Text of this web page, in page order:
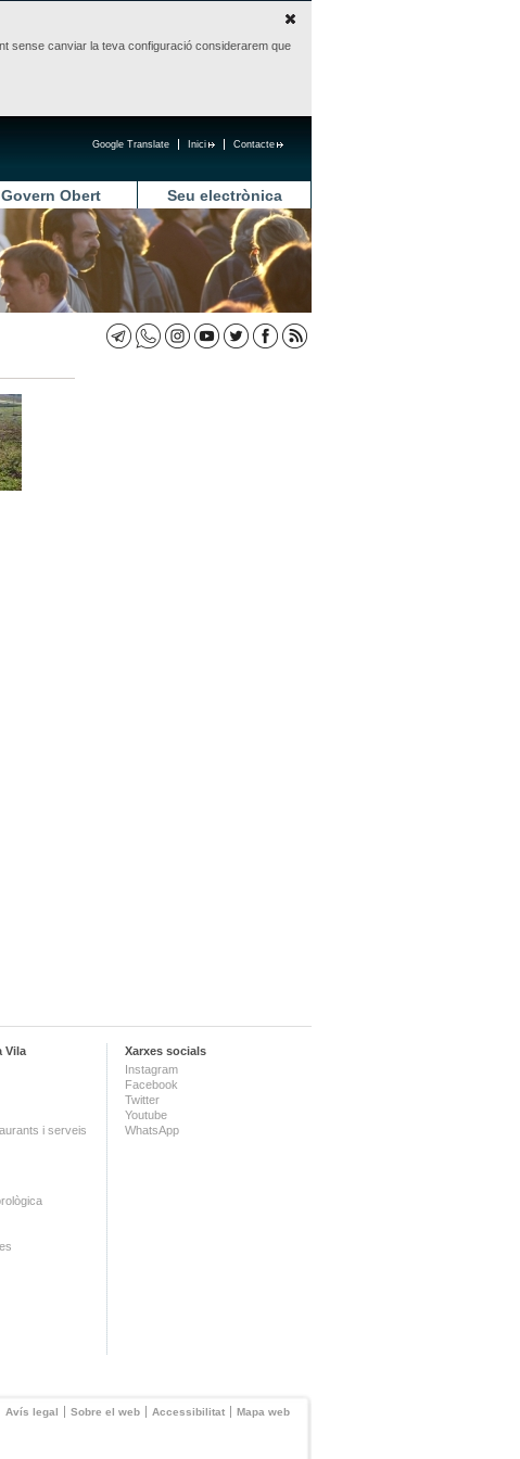
sense canviar la teva configuració considerarem que
Contacte
Inici
Google Translate
Govern Obert Seu electrònica
Vila
i serveis
Xarxes socials
Instagram
Facebook
Twitter
Youtube
WhatsApp
Avís legal Sobre el web Accessibilitat Mapa web